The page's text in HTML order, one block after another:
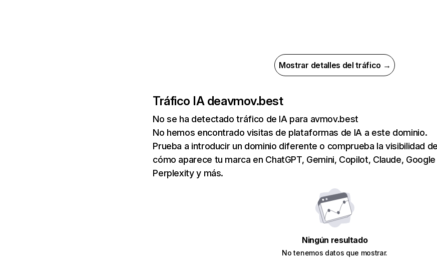
Mostrar detalles del tráfico →
Tráfico IA deavmov.best
No se ha detectado tráfico de IA para avmov.best
No hemos encontrado visitas de plataformas de IA a este dominio.
Prueba a introducir un dominio diferente o comprueba la visibilidad
cómo aparece tu marca en ChatGPT, Gemini, Copilot, Claude,
Perplexity y más.
Ningún resultado
No tenemos datos que mostrar.